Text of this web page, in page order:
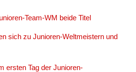
Team-WM beide Titel
sich zu Junioren-Weltmeistern und
ersten Tag der Junioren-